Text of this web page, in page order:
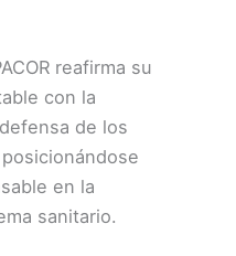
reafirma su
con la
de los
en la
sanitario.